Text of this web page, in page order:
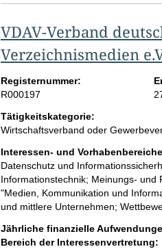
VDAV-Verband
Verzeichnismedien
Registernummer:
R000197
Tätigkeitskategorie:
Wirtschaftsverband oder
Interessen- und
Datenschutz und
Informationstechnik; Meinungs- und
"Medien, Kommunikation und
und mittlere Unternehmen;
Jährliche finanzielle
Bereich der Interessenvertretung: